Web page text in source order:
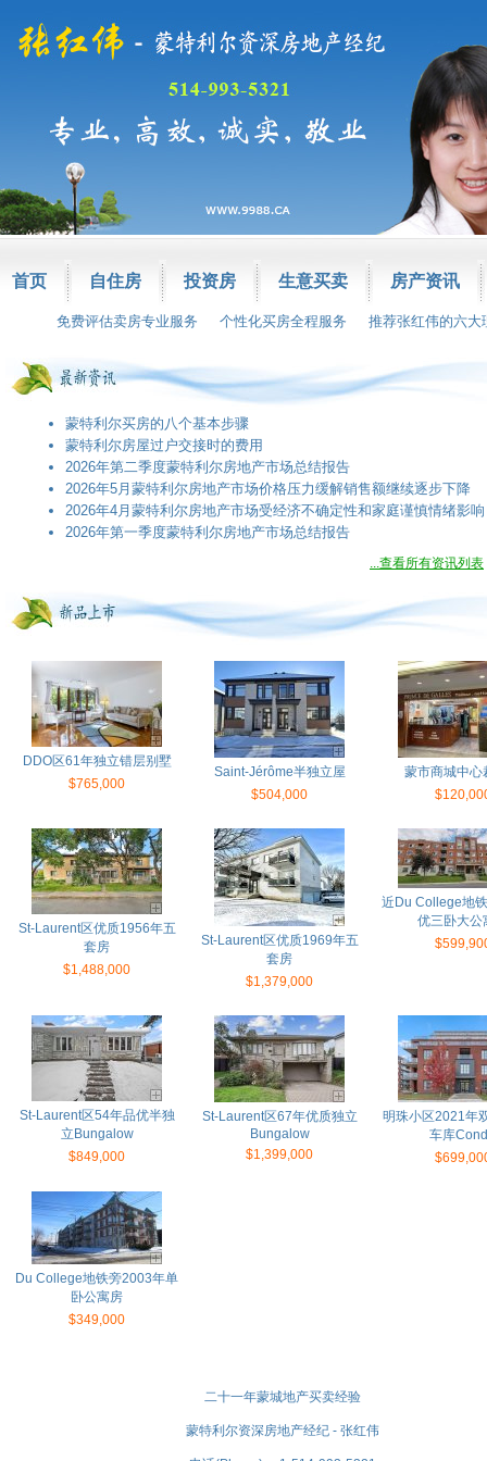
首页 自住房 投资房 生意买卖 房产资讯
免费评估卖房专业服务 个性化买房全程服务 推荐张红伟的六大
蒙特利尔买房的八个基本步骤
蒙特利尔房屋过户交接时的费用
2026年第二季度蒙特利尔房地产市场总结报告
2026年5月蒙特利尔房地产市场价格压力缓解销售额继续逐步下降
2026年4月蒙特利尔房地产市场受经济不确定性和家庭谨慎情绪影响
2026年第一季度蒙特利尔房地产市场总结报告
...查看所有资讯列表
DDO区61年独立错层别墅
$765,000
Saint-Jérôme半独立屋
$504,000
蒙市商城中心
St-Laurent区优质1956年五
套房
$1,488,000
St-Laurent区优质1969年五
套房
$1,379,000
近Du College地
优三卧大公
St-Laurent区54年品优半独
立Bungalow
$849,000
St-Laurent区67年优质独立
Bungalow
$1,399,000
明珠小区2021年
车库
Du College地铁旁2003年单
卧公寓房
$349,000
二十一年蒙城地产买卖经验
蒙特利尔资深房地产经纪 - 张红伟